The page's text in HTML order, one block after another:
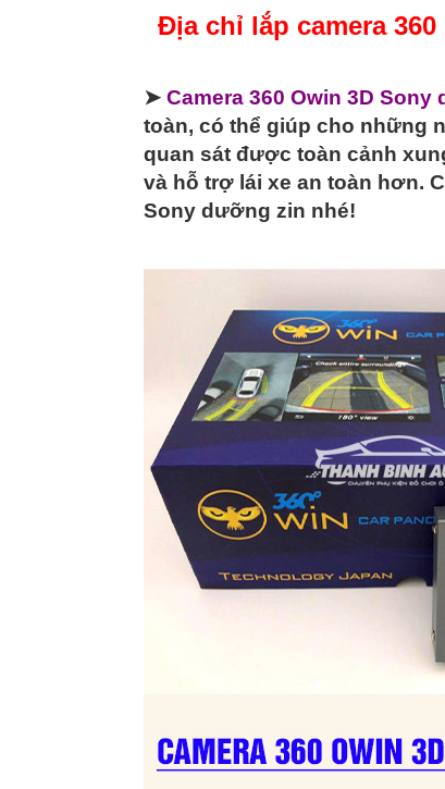
Địa chỉ lắp camera
➤ Camera 360 Owin 3D Sony
toàn, có thể giúp cho những
quan sát được toàn cảnh
và hỗ trợ lái xe an toàn hơn.
Sony dưỡng zin nhé!